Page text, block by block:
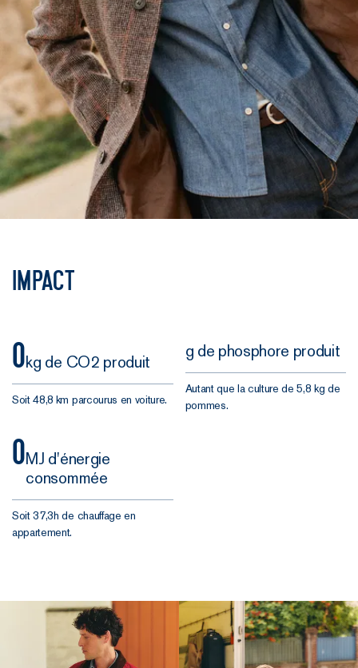
Impact
0kg de CO2 produit
Soit 48,8 km parcourus en voiture.
g de phosphore produit
Autant que la culture de 5,8 kg de
pommes.
0MJ d'énergie
consommée
Soit 37,3h de chauffage en
appartement.